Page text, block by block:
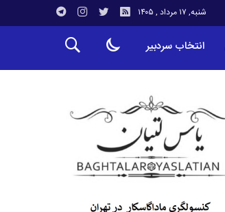
شنبه, ۱۷ مرداد , ۱۴۰۵
انتخاب سردبیر